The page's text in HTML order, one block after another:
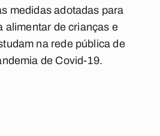
medidas adotadas para
alimentar de crianças e
na rede pública de
de Covid-19.